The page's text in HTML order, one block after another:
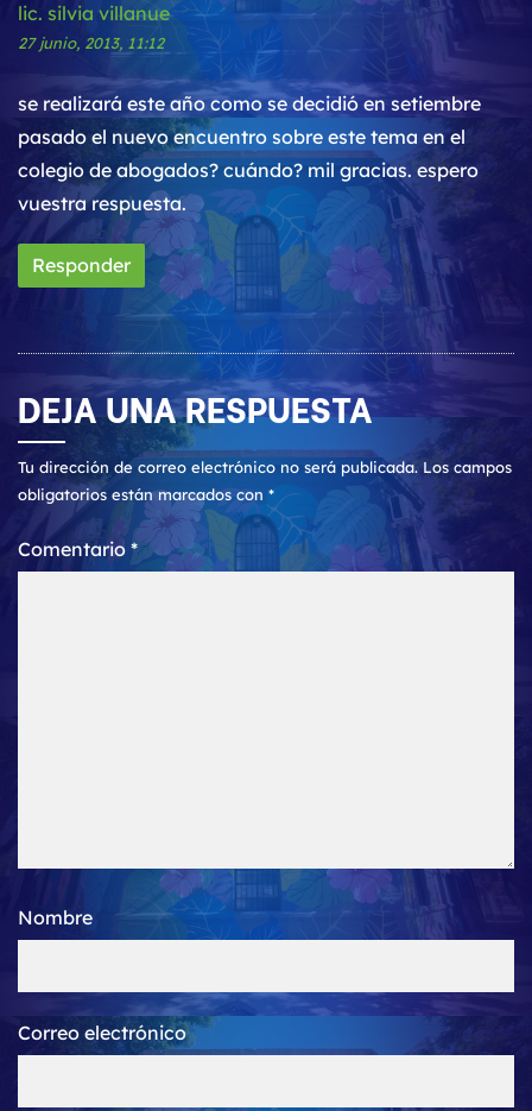
lic. silvia villanue
27 junio, 2013, 11:12
se realizará este año como se decidió en setiembre
pasado el nuevo encuentro sobre este tema en el
colegio de abogados? cuándo? mil gracias. espero
vuestra respuesta.
Responder
DEJA UNA RESPUESTA
Tu dirección de correo electrónico no será publicada. Los campos
obligatorios están marcados con *
Comentario *
Nombre
Correo electrónico